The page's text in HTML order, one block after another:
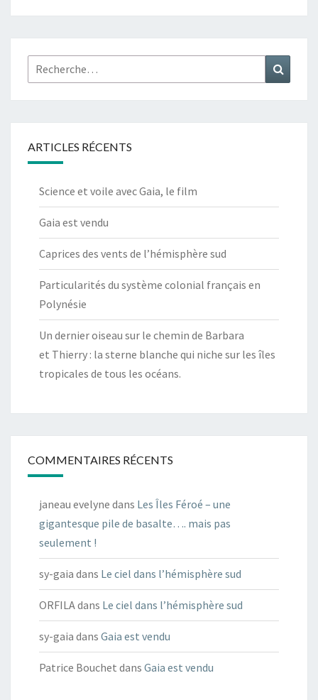
Rechercher :
ARTICLES RÉCENTS
Science et voile avec Gaia, le film
Gaia est vendu
Caprices des vents de l’hémisphère sud
Particularités du système colonial français en
Polynésie
Un dernier oiseau sur le chemin de Barbara
et Thierry : la sterne blanche qui niche sur les îles
tropicales de tous les océans.
COMMENTAIRES RÉCENTS
janeau evelyne dans Les Îles Féroé – une
gigantesque pile de basalte…. mais pas
seulement !
sy-gaia dans Le ciel dans l’hémisphère sud
ORFILAdans Le ciel dans l’hémisphère sud
sy-gaia dans Gaia est vendu
Patrice Bouchet dans Gaia est vendu